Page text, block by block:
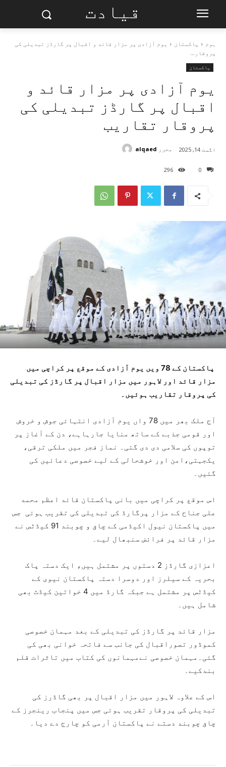
قیادت
ہوم پاکستان
یوم آزادی پر مزار قائد و اقبال پر گارڈز تبدیلی کی
پروقار...
پاکستان
یوم آزادی پر مزار قائد و
اقبال پر گارڈز تبدیلی کی
پروقار تقاریب
0
296
اگست 14, 2025 محرر alqaed
پاکستان کے 78 ویں یوم آزادی کے موقع پر کراچی میں
مزار قائد اور لاہور میں مزار اقبال پر گارڈز کی تبدیلی
کی پروقار تقاریب ہوئیں۔
آج ملک بھر میں 78 واں یوم آزادی انتہائی جوش و خروش
اور قومی جذبے کے ساتھ منایا جارہاہے، دن کے آغاز پر
توپوں کی سلامی دی دی گئی۔ نماز فجر میں ملکی ترقی،
یکجہتی،امن اور خوشحالی کے لیے خصوصی دعائیں کی
گئیں۔
اس موقع پر کراچی میں بانی پاکستان قائد اعظم محمد
علی جناح کے مزار پرگارڈ کی تبدیلی کی تقریب ہوئی جس
میں پاکستان نیول اکیڈمی کے چاق و چوبند 91 کیڈٹس نے
مزار قائد پر فرائض سنبھال لیے۔
اعزازی گارڈز 2 دستوں پر مشتمل ہیں، ایک دستہ پاک
بحریہ کے سیلرز اور دوسرا دستہ پاکستان نیوی کے
کیڈٹس پر مشتمل ہے جبکہ گارڈ میں 4 خواتین کیڈٹ بھی
شامل ہیں۔
مزار قائد پر گارڈز کی تبدیلی کے بعد مہمان خصوصی
کموڈور تصوراقبال کی جانب سے فاتحہ خوانی بھی کی
گئی۔مہمان خصوصی نےمہمانوں کی کتاب میں تاثرات قلم
بندکیے۔
اس کے علاوہ لاہور میں مزار اقبال پر بھی گاڈرز کی
تبدیلی کی پروقار تقریب ہوئی جس میں پنجاب رینجرز کے
چاق چوبند دستے نے پاکستان آرمی کو چارج دے دیا۔